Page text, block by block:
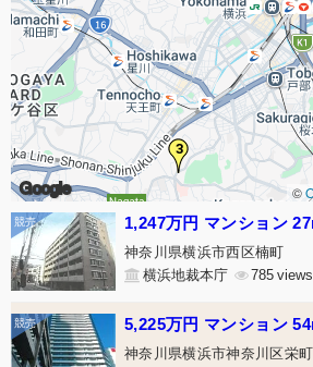
3
Google ©
1,247万円 マンション
神奈川県横浜市西区楠町
横浜地裁本庁
785
5,225万円 マンション
神奈川県横浜市神奈川区栄町